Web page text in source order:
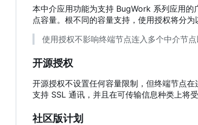
本中介应用功能为支持 BugWork 系列应用
点容量。根不同的容量支持，使用授权将分为
使用授权不影响终端节点连入多个中介节点
开源授权
开源授权不设置任何容量限制，但终端节点
支持 SSL 通讯，并且在可传输信息种类上将受
社区版计划